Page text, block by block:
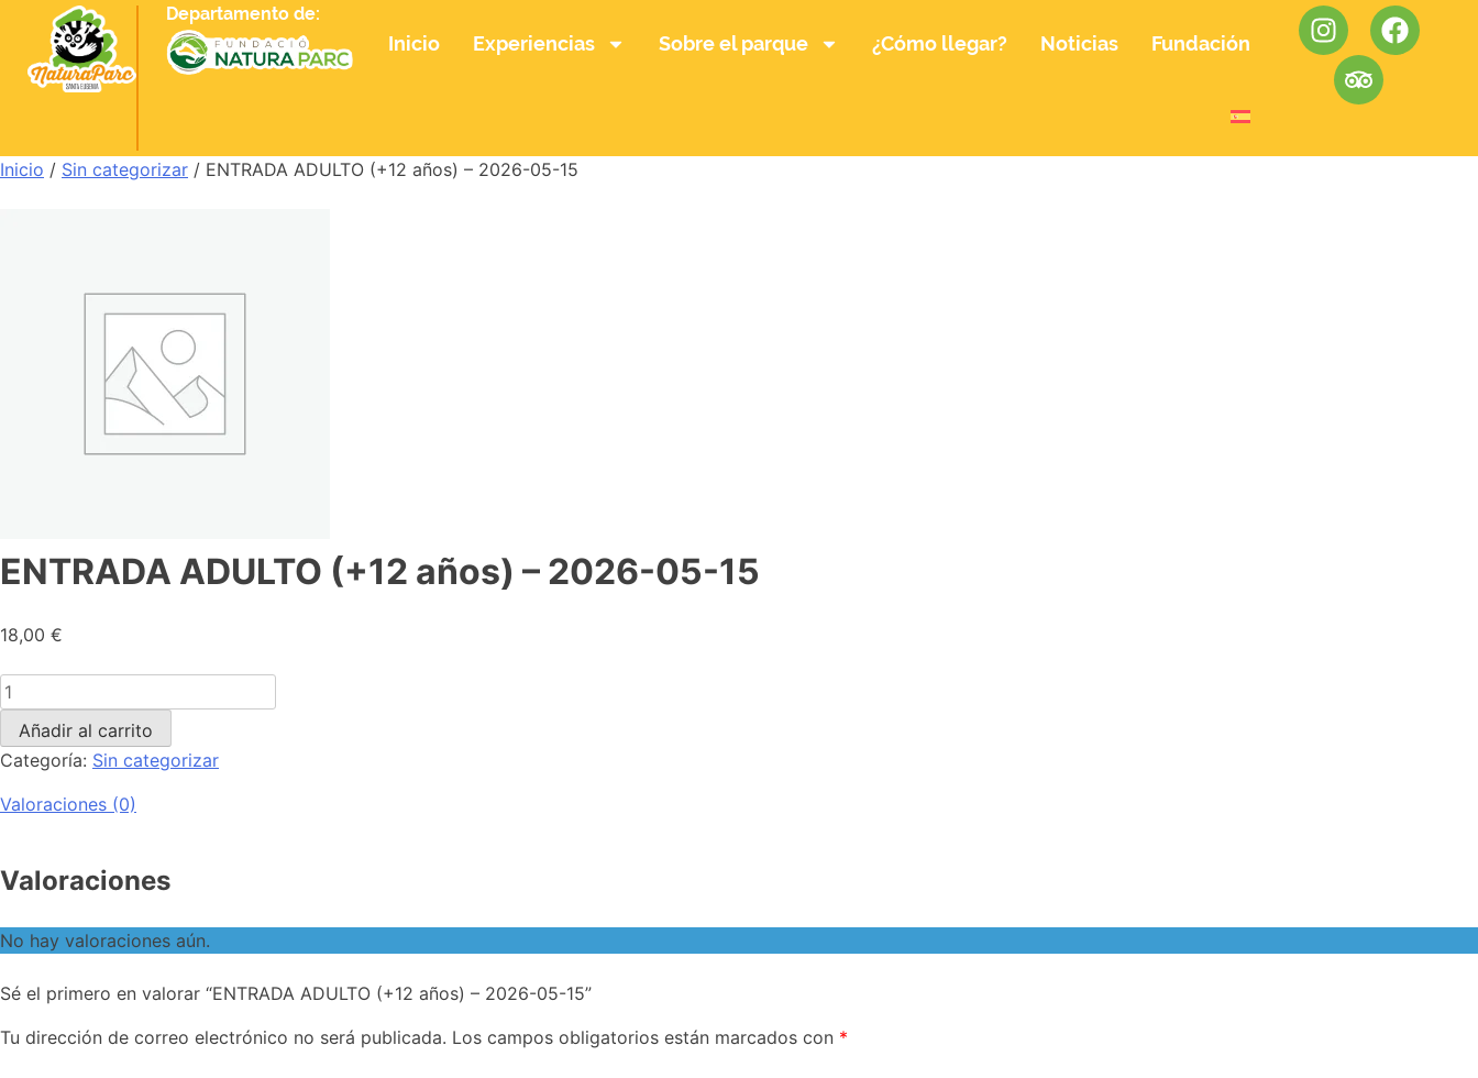
Departamento de:
Inicio Experiencias Sobre el parque ¿Cómo llegar? Noticias Fundación
Inicio / Sin categorizar / ENTRADA ADULTO (+12 años) – 2026-05-15
ENTRADA ADULTO (+12 años) – 2026-05-15
18,00 €
Añadir al carrito
Categoría: Sin categorizar
Valoraciones (0)
Valoraciones
No hay valoraciones aún.
Sé el primero en valorar “ENTRADA ADULTO (+12 años) – 2026-05-15”
Tu dirección de correo electrónico no será publicada. Los campos obligatorios están marcados con *